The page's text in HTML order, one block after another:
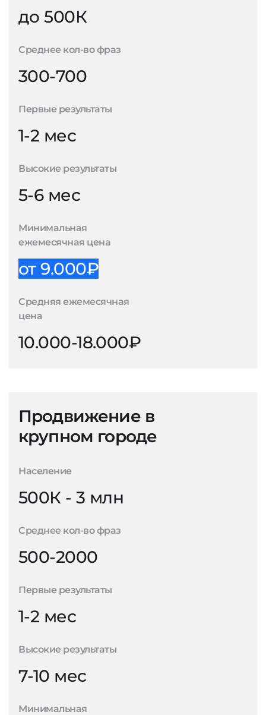
до 500К
Среднее кол-во фраз
300-700
Первые результаты
1-2 мес
Высокие результаты
5-6 мес
Минимальная
ежемесячная цена
от 9.000₽
Средняя ежемесячная
цена
10.000-18.000₽
Продвижение в
крупном городе
Население
500К - 3 млн
Среднее кол-во фраз
500-2000
Первые результаты
1-2 мес
Высокие результаты
7-10 мес
Минимальная